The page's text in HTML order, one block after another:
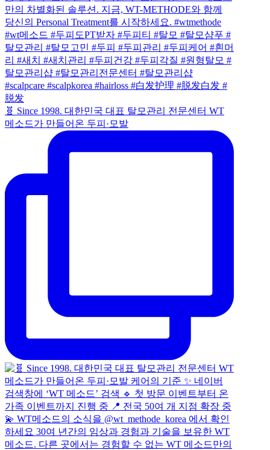
🧬 Since 1998. 대한민국 대표 탈모관리 전문센터 WT
메소드가 만들어온 두피·모발